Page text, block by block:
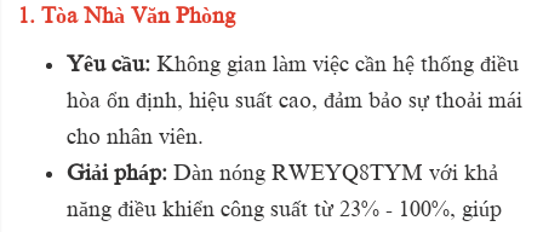
1. Tòa Nhà Văn Phòng
Yêu cầu: Không gian làm việc cần hệ thống điều
hòa ổn định, hiệu suất cao, đảm bảo sự thoải mái
cho nhân viên.
Giải pháp: Dàn nóng RWEYQ8TYM với khả
năng điều khiển công suất từ 23% - 100%, giúp